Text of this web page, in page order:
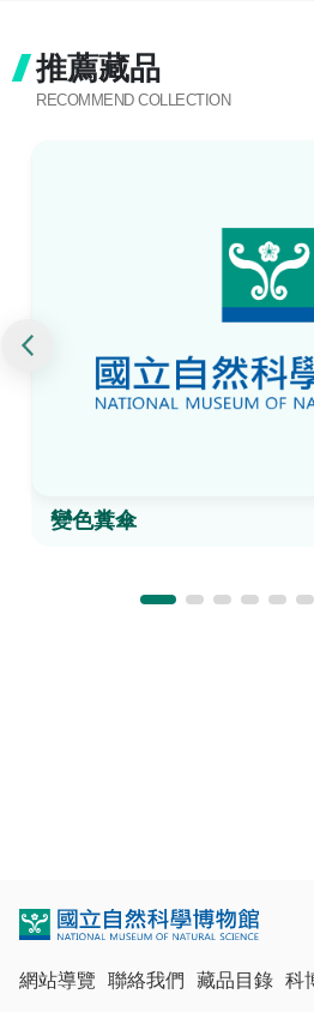
推薦藏品
RECOMMEND COLLECTION
變色糞傘
網站導覽 聯絡我們 藏品目錄 科